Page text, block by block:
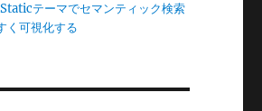
テーマでセマンティック検索
く可視化する